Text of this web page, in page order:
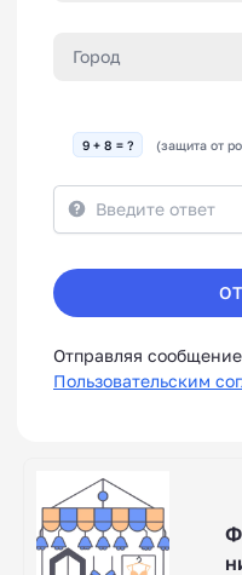
9 + 8 = ? (защита от
Отправляя
Пользовательским